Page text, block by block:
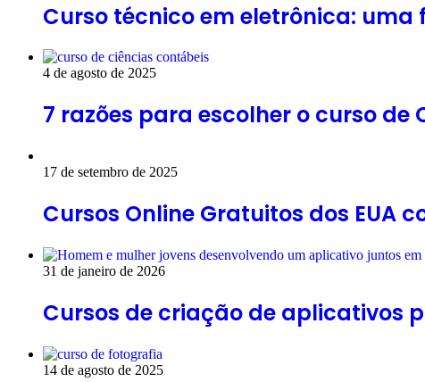
Curso técnico em eletrônica:
4 de agosto de 2025
7 razões para escolher o curso de
17 de setembro de 2025
Cursos Online Gratuitos dos EUA
31 de janeiro de 2026
Cursos de criação de aplicativos
14 de agosto de 2025